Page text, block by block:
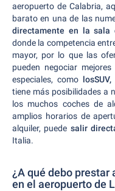
aeropuerto de Calabria,
barato en una de las
directamente en la sala
donde la competencia
mayor, por lo que las
pueden negociar
especiales, como
tiene más posibilidades a
los muchos coches de
amplios horarios de
alquiler, puede salir
Italia.
¿A qué debo
en el aeropuerto de